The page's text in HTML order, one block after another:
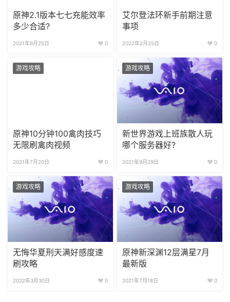
原神2.1版本七七充能效率
多少合适?
2021年9月25日 0
艾尔登法环新手前期注意
事项
2022年2月25日 0
游戏攻略
原神10分钟100禽肉技巧
无限刷禽肉视频
2021年7月20日 0
游戏攻略
新世界游戏上班族散人玩
哪个服务器好?
2021年9月29日 0
游戏攻略
无悔华夏刑天满好感度速
刷攻略
2022年3月30日 0
游戏攻略
原神新深渊12层满星7月
最新版
2021年7月18日 0